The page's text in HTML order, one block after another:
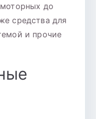
до
средства для
и прочие